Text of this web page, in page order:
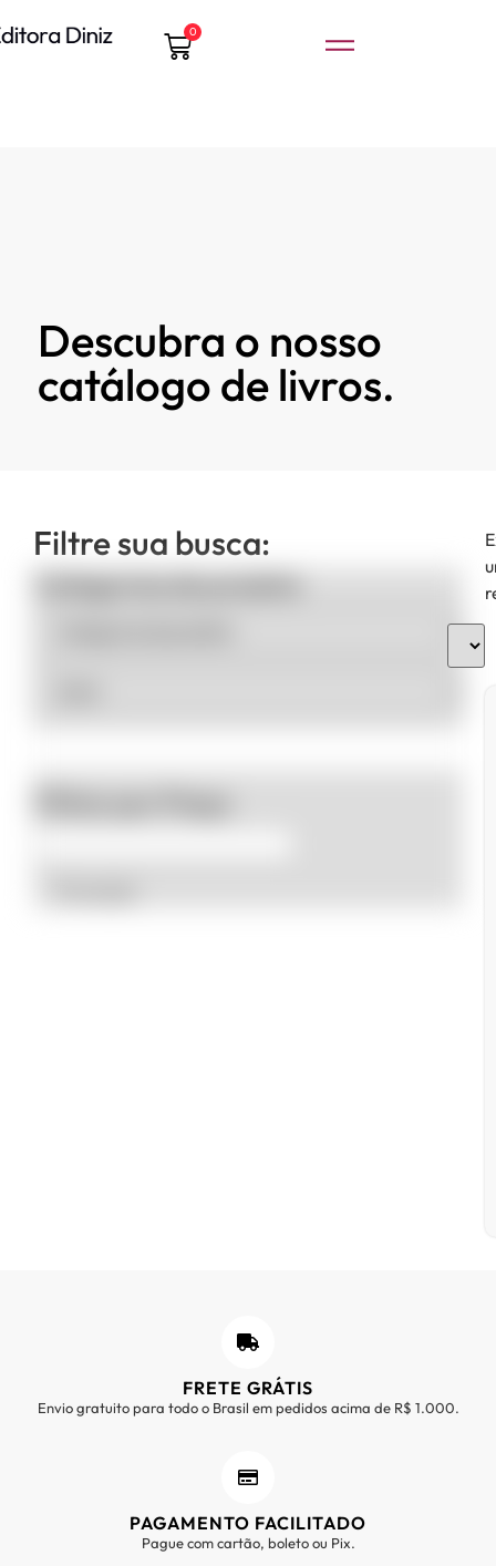
0
Descubra o nosso
catálogo de livros.
Filtre sua busca:
Categorias de produto
FRETE GRÁTIS
Envio gratuito para todo o Brasil em pedidos acima de R$ 1.000.
PAGAMENTO FACILITADO
Pague com cartão, boleto ou Pix.